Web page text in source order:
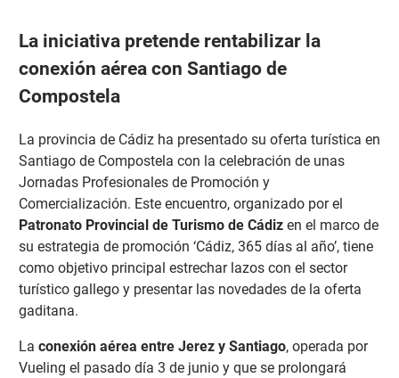
La iniciativa pretende rentabilizar la
conexión aérea con Santiago de
Compostela
La provincia de Cádiz ha presentado su oferta turística en
Santiago de Compostela con la celebración de unas
Jornadas Profesionales de Promoción y
Comercialización. Este encuentro, organizado por el
Patronato Provincial de Turismo de Cádizen el marco de
su estrategia de promoción ‘Cádiz, 365 días al año’, tiene
como objetivo principal estrechar lazos con el sector
turístico gallego y presentar las novedades de la oferta
gaditana.
La conexión aérea entre Jerez y Santiago, operada por
Vueling el pasado día 3 de junio y que se prolongará